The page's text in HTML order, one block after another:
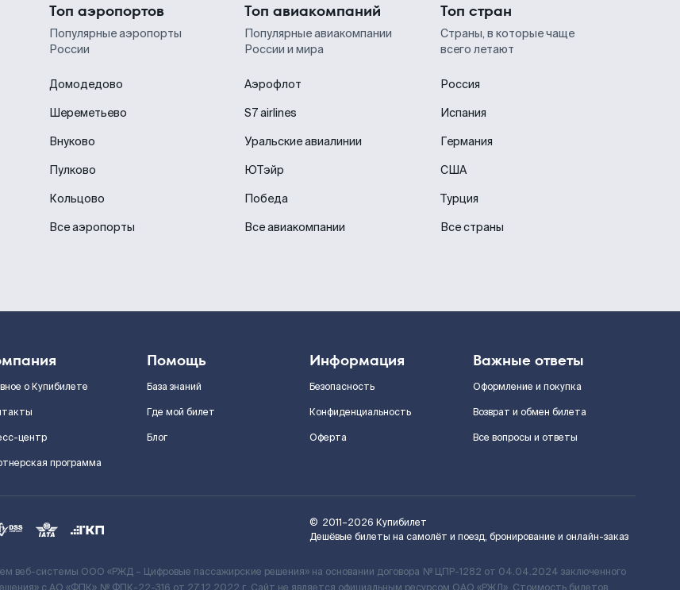
Топ аэропортов
Популярные аэропорты
России
Домодедово
Шереметьево
Внуково
Пулково
Кольцово
Все аэропорты
Топ авиакомпаний
Популярные авиакомпании
России и мира
Аэрофлот
S7 airlines
Уральские авиалинии
ЮТэйр
Победа
Все авиакомпании
Топ стран
Страны, в которые чаще
всего летают
Россия
Испания
Германия
США
Турция
Все страны
о Купибилете
центр
программа
Помощь
База знаний
Где мой билет
Блог
Информация
Безопасность
Конфиденциальность
Оферта
Важные ответы
Оформление и покупка
Возврат и обмен билета
Все вопросы и ответы
© 2011–2026 Купибилет
Дешёвые билеты на самолёт и поезд, бронирование и онлайн-заказ
веб-системы ООО «РЖД – Цифровые пассажирские решения» на основании договора № ЦПР-1282 от 04.04.2024 заключенного